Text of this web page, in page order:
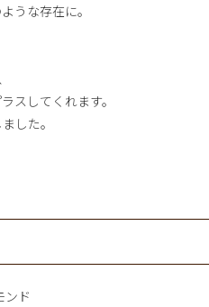
うな存在に。
スしてくれます。
した。
ンド